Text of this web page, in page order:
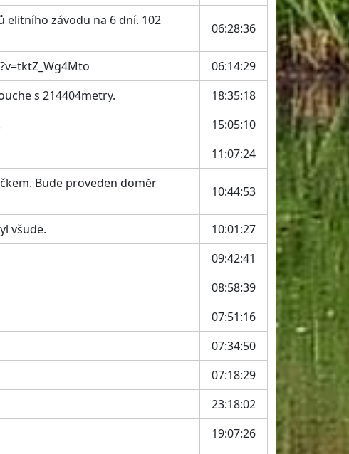
elitního závodu na 6 dní. 102
06:28:36
06:14:29
s 214404metry.
18:35:18
15:05:10
11:07:24
Bude proveden doměr
10:44:53
všude.
10:01:27
09:42:41
08:58:39
07:51:16
07:34:50
07:18:29
23:18:02
19:07:26